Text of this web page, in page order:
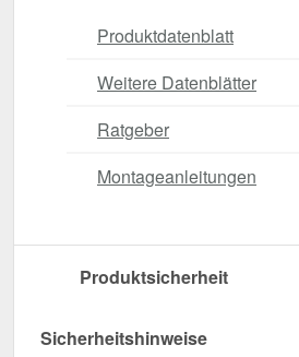
Produktdatenblatt
Weitere Datenblätter
Ratgeber
Montageanleitungen
Produktsicherheit
Sicherheitshinweise